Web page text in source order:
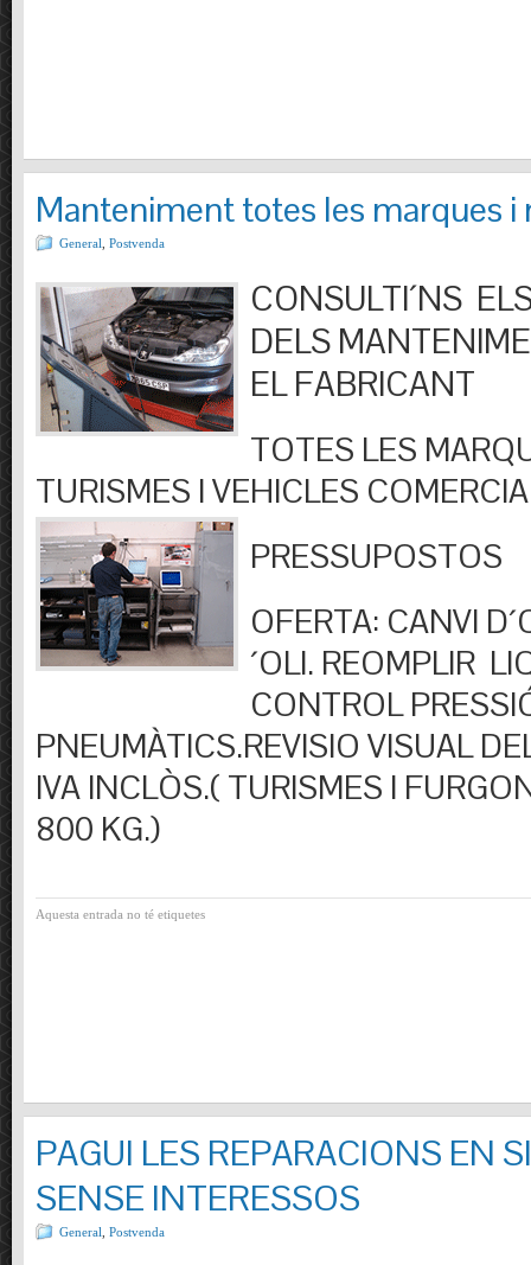
Manteniment totes les marques i
General Postvenda
CONSULTI´NS
DELS
EL FABRICANT
TOTES LES
TURISMES I VEHICLES
PRESSUPOSTOS
OFERTA: CANVI
´OLI. REOMPLIR
CONTROL
PNEUMÀTICS.REVISIO VISUAL
IVA INCLÒS.( TURISMES I
800 KG.)
Aquesta entrada no té etiquetes
PAGUI LES REPARACIONS EN
SENSE INTERESSOS
General Postvenda